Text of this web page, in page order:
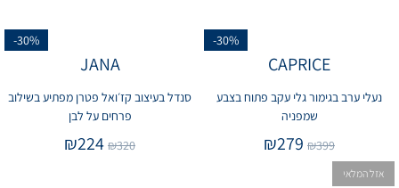
-30%
CAPRICE
נעלי ערב בגימור גלי עקב פתוח בצבע
שמפניה
₪399
₪279
-30%
JANA
סנדל בעיצוב קז׳ואל פטרן מפתיע בשילוב
פרחים על לבן
₪320
₪224
אזל המלאי